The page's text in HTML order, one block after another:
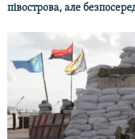
півострова, але